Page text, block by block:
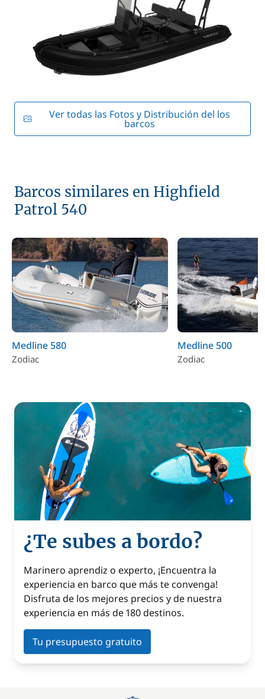
Ver todas las Fotos y Distribución del los
barcos
Barcos similares en Highfield
Patrol 540
Medline 580
Zodiac
Medline 500
Zodiac
¿Te subes a bordo?
Marinero aprendiz o experto, ¡Encuentra la
experiencia en barco que más te convenga!
Disfruta de los mejores precios y de nuestra
experiencia en más de 180 destinos.
Tu presupuesto gratuito